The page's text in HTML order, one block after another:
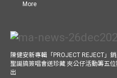
More
陳健安新專輯「PROJECT REJECT」
聖誕搞簽唱會送珍藏 夾公仔活動籌五
出